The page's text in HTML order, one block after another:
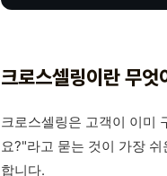
크로스셀링이란 무엇
크로스셀링은 고객이 이미
요?"라고 묻는 것이 가장
합니다.